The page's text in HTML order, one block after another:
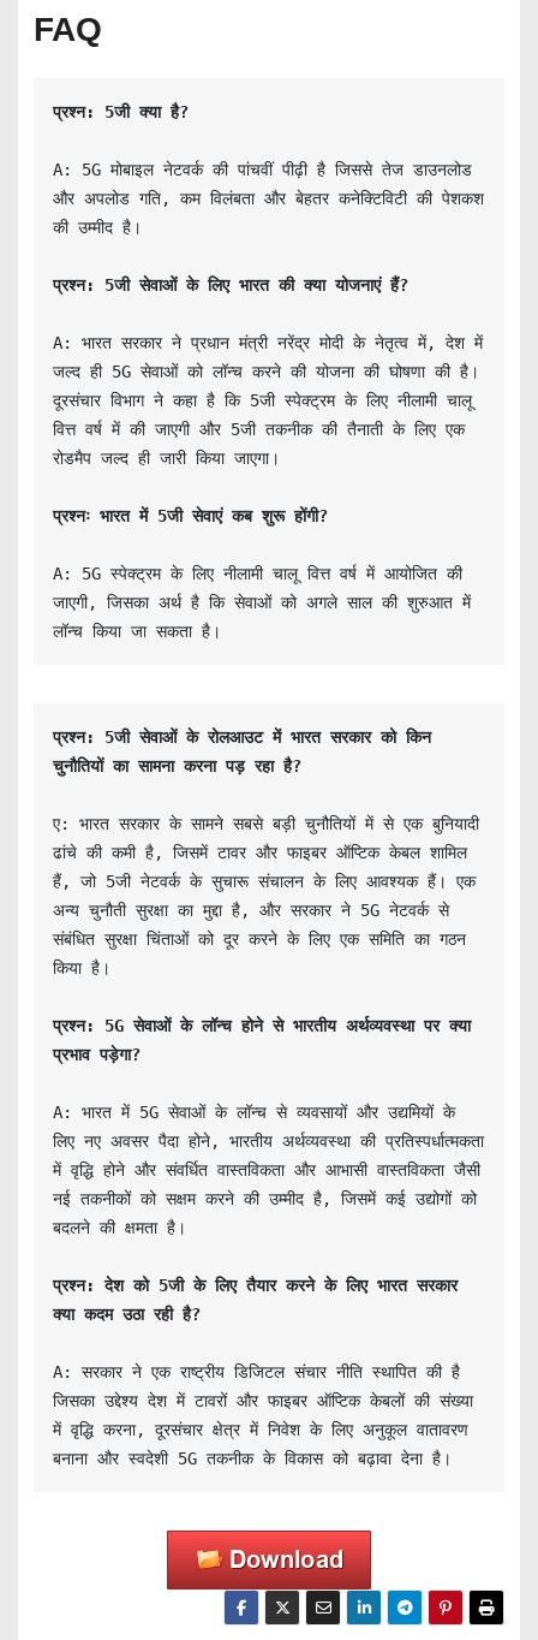
FAQ
प्रश्न: 5जी क्या है?
A: 5G मोबाइल नेटवर्क की पांचवीं पीढ़ी है जिससे तेज डाउनलोड
और अपलोड गति, कम विलंबता और बेहतर कनेक्टिविटी की पेशकश
की उम्मीद है।
प्रश्न: 5जी सेवाओं के लिए भारत की क्या योजनाएं हैं?
A: भारत सरकार ने प्रधान मंत्री नरेंद्र मोदी के नेतृत्व में, देश में
जल्द ही 5G सेवाओं को लॉन्च करने की योजना की घोषणा की है।
दूरसंचार विभाग ने कहा है कि 5जी स्पेक्ट्रम के लिए नीलामी चालू
वित्त वर्ष में की जाएगी और 5जी तकनीक की तैनाती के लिए एक
रोडमैप जल्द ही जारी किया जाएगा।
प्रश्नः भारत में 5जी सेवाएं कब शुरू होंगी?
A: 5G स्पेक्ट्रम के लिए नीलामी चालू वित्त वर्ष में आयोजित की
जाएगी, जिसका अर्थ है कि सेवाओं को अगले साल की शुरुआत में
लॉन्च किया जा सकता है।
प्रश्न: 5जी सेवाओं के रोलआउट में भारत सरकार को किन
चुनौतियों का सामना करना पड़ रहा है?
ए: भारत सरकार के सामने सबसे बड़ी चुनौतियों में से एक बुनियादी
ढांचे की कमी है, जिसमें टावर और फाइबर ऑप्टिक केबल शामिल
हैं, जो 5जी नेटवर्क के सुचारू संचालन के लिए आवश्यक हैं। एक
अन्य चुनौती सुरक्षा का मुद्दा है, और सरकार ने 5G नेटवर्क से
संबंधित सुरक्षा चिंताओं को दूर करने के लिए एक समिति का गठन
किया है।
प्रश्न: 5G सेवाओं के लॉन्च होने से भारतीय अर्थव्यवस्था पर क्या
प्रभाव पड़ेगा?
A: भारत में 5G सेवाओं के लॉन्च से व्यवसायों और उद्यमियों के
लिए नए अवसर पैदा होने, भारतीय अर्थव्यवस्था की प्रतिस्पर्धात्मकता
में वृद्धि होने और संवर्धित वास्तविकता और आभासी वास्तविकता जैसी
नई तकनीकों को सक्षम करने की उम्मीद है, जिसमें कई उद्योगों को
बदलने की क्षमता है।
प्रश्न: देश को 5जी के लिए तैयार करने के लिए भारत सरकार
क्या कदम उठा रही है?
A: सरकार ने एक राष्ट्रीय डिजिटल संचार नीति स्थापित की है
जिसका उद्देश्य देश में टावरों और फाइबर ऑप्टिक केबलों की संख्या
में वृद्धि करना, दूरसंचार क्षेत्र में निवेश के लिए अनुकूल वातावरण
बनाना और स्वदेशी 5G तकनीक के विकास को बढ़ावा देना है।